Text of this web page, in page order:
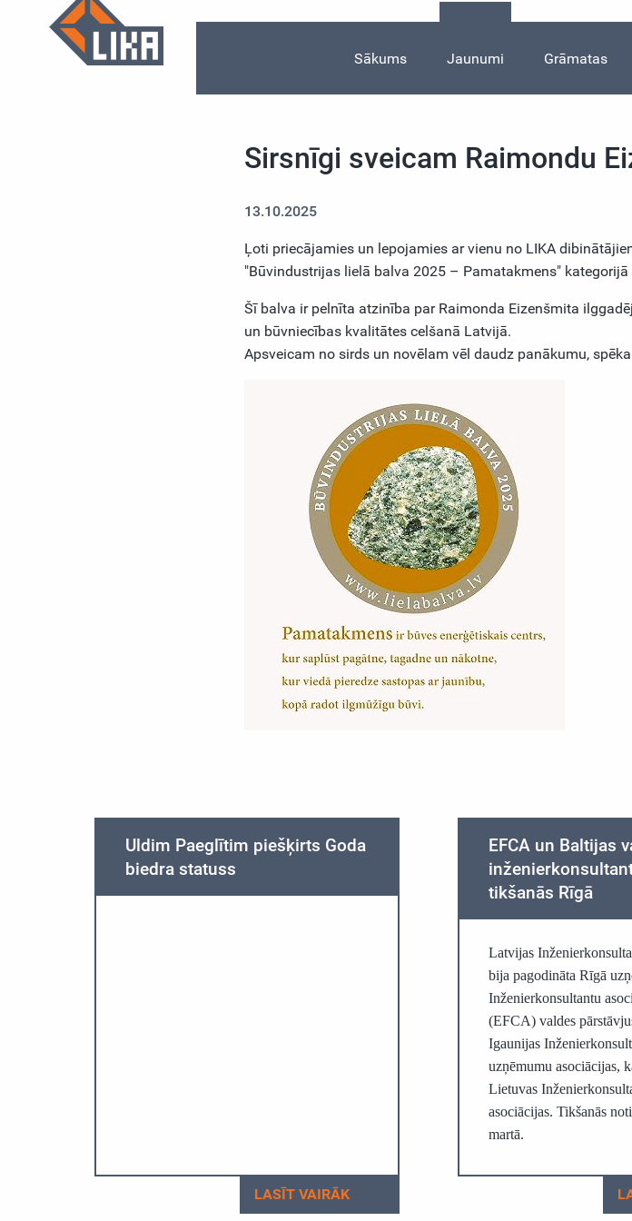
Sākums Jaunumi Grāmatas
Sirsnīgi sveicam Raimondu
13.10.2025
Ļoti priecājamies un lepojamies ar vienu no LIKA
"Būvindustrijas lielā balva 2025 – Pamatakmens"
Šī balva ir pelnīta atzinība par Raimonda Eizenšmita
un būvniecības kvalitātes celšanā Latvijā.
Apsveicam no sirds un novēlam vēl daudz panākumu,
Uldim Paeglītim piešķirts Goda
biedra statuss
LASĪT VAIRĀK
EFCA un Baltijas
tikšanās Rīgā
Latvijas
bija pagodināta Rīgā
Inženierkonsultantu
(EFCA) valdes
Igaunijas
uzņēmumu asociācijas,
Lietuvas
asociācijas. Tikšanās
martā.